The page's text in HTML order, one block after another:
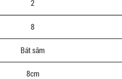
2
8
Bát sâm
8cm